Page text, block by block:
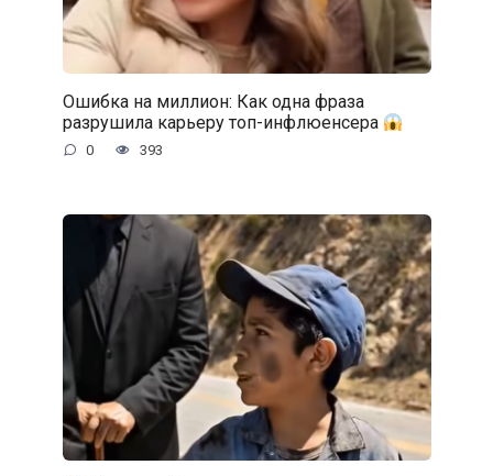
Ошибка на миллион: Как одна фраза
разрушила карьеру топ-инфлюенсера
0 393